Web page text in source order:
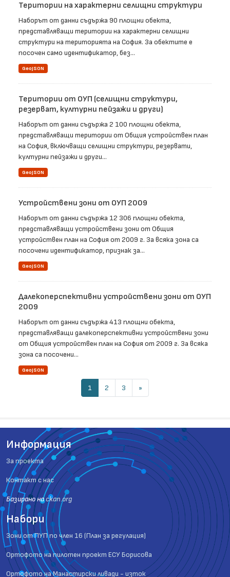
Територии на характерни селищни структури
Наборът от данни съдържа 90 площни обекта,
представляващи територии на характерни селищни
структури на територията на София. За обектите е
посочен само идентификатор, без...
GeoJSON
Територии от ОУП (селищни структури,
резерват, културни пейзажи и други)
Наборът от данни съдържа 2 100 площни обекта,
представляващи територии от Общия устройствен план
на София, включващи селищни структури, резервати,
културни пейзажи и други...
GeoJSON
Устройствени зони от ОУП 2009
Наборът от данни съдържа 12 306 площни обекта,
представляващи устройствени зони от Общия
устройствен план на София от 2009 г. За всяка зона са
посочени идентификатор, признак за...
GeoJSON
Далекоперспективни устройствени зони от ОУП
2009
Наборът от данни съдържа 413 площни обекта,
представляващи далекоперспективни устройствени зони
от Общия устройствен план на София от 2009 г. За всяка
зона са посочени...
GeoJSON
1 2 3 »
Информация
За проекта
Контакт с нас
Базиранo наckan.org
Набори
Зони от ПУП по член 16 (План за регулация)
Ортофото на пилотен проект ЕСУ Борисова
Ортофото на Манастирски ливади - изток